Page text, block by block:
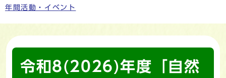
年間活動・イベント
令和8(2026)年度「自然